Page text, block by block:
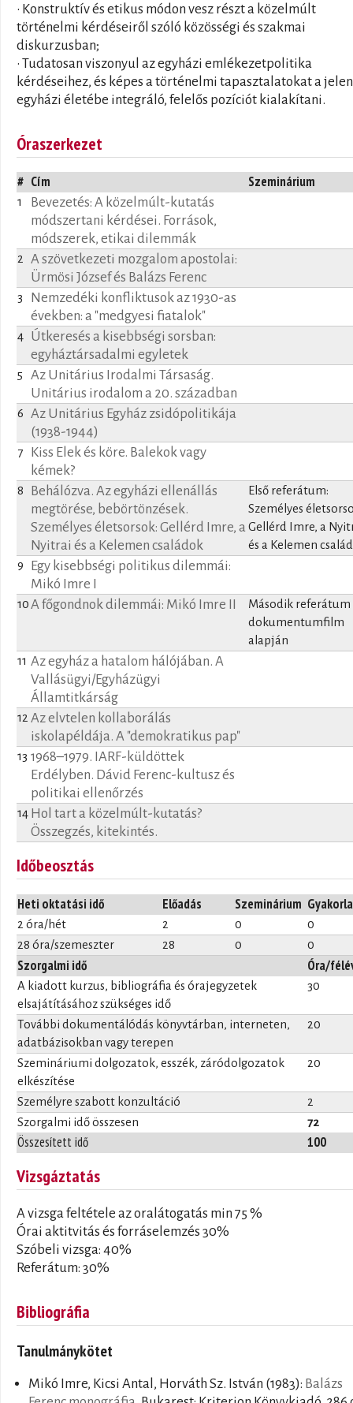
• Konstruktív és etikus módon vesz részt a közelmúlt
történelmi kérdéseiről szóló közösségi és szakmai
diskurzusban;
• Tudatosan viszonyul az egyházi emlékezetpolitika
kérdéseihez, és képes a történelmi tapasztalatokat a jelen
egyházi életébe integráló, felelős pozíciót kialakítani.
Óraszerkezet
# Cím Szeminárium
1
Bevezetés: A közelmúlt-kutatás
módszertani kérdései. Források,
módszerek, etikai dilemmák
2
A szövetkezeti mozgalom apostolai:
Ürmösi József és Balázs Ferenc
3
Nemzedéki konfliktusok az 1930-as
években: a "medgyesi fiatalok"
4
Útkeresés a kisebbségi sorsban:
egyháztársadalmi egyletek
5
Az Unitárius Irodalmi Társaság.
Unitárius irodalom a 20. században
6
Az Unitárius Egyház zsidópolitikája
(1938-1944)
7
Kiss Elek és köre. Balekok vagy
kémek?
8
Behálózva. Az egyházi ellenállás
megtörése, bebörtönzések.
Személyes életsorsok: Gellérd Imre, a
Nyitrai és a Kelemen családok
Első referátum:
Személyes
Gellérd Imre, a
és a Kelemen
9
Egy kisebbségi politikus dilemmái:
Mikó Imre I
10A főgondnok dilemmái: Mikó Imre II
Második referátum
dokumentumfilm
alapján
11 Az egyház a hatalom hálójában. A
Vallásügyi/Egyházügyi
Államtitkárság
12 Az elvtelen kollaborálás
iskolapéldája. A "demokratikus pap"
13 1968–1979. IARF-küldöttek
Erdélyben. Dávid Ferenc-kultusz és
politikai ellenőrzés
14 Hol tart a közelmúlt-kutatás?
Összegzés, kitekintés.
Időbeosztás
Heti oktatási idő Előadás Szeminárium
2 óra/hét 2 0
0
28 óra/szemeszter
28 0 0
Szorgalmi idő Óra/
Összesített idő 100
A kiadott kurzus, bibliográfia és órajegyzetek
elsajátításához szükséges idő
30
További dokumentálódás könyvtárban, interneten,
adatbázisokban vagy terepen
20
Szemináriumi dolgozatok, esszék, záródolgozatok
elkészítése
20
Személyre szabott konzultáció
2
Szorgalmi idő összesen
72
Vizsgáztatás
A vizsga feltétele az oralátogatás min 75 %
Órai aktitvitás és forráselemzés 30%
Szóbeli vizsga: 40%
Referátum: 30%
Bibliográfia
Tanulmánykötet
Mikó Imre, Kicsi Antal, Horváth Sz. István (1983): Balázs